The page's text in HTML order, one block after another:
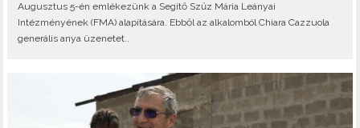
Augusztus 5-én emlékezünk a Segítő Szűz Mária Leányai
Intézményének (FMA) alapítására. Ebből az alkalomból Chiara Cazzuola
generális anya üzenetet..